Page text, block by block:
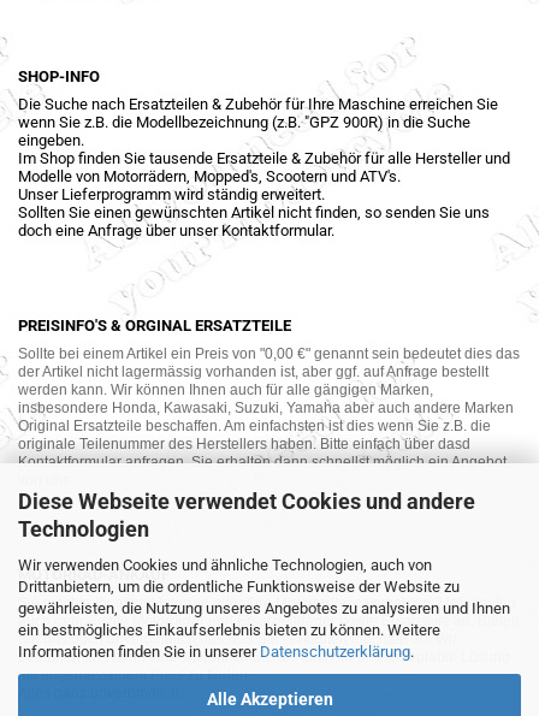
Diese Webseite verwendet Cookies und andere
Technologien
Wir verwenden Cookies und ähnliche Technologien, auch von
Drittanbietern, um die ordentliche Funktionsweise der Website zu
gewährleisten, die Nutzung unseres Angebotes zu analysieren und Ihnen
ein bestmögliches Einkaufserlebnis bieten zu können. Weitere
Informationen finden Sie in unserer Datenschutzerklärung.
Alle Akzeptieren
SHOP-INFO
Die Suche nach Ersatzteilen & Zubehör für Ihre Maschine erreichen Sie
wenn Sie z.B. die Modellbezeichnung (z.B. "GPZ 900R) in die Suche
eingeben.
Im Shop finden Sie tausende Ersatzteile & Zubehör für alle Hersteller und
Modelle von Motorrädern, Mopped's, Scootern und ATV's.
Unser Lieferprogramm wird ständig erweitert.
Sollten Sie einen gewünschten Artikel nicht finden, so senden Sie uns
doch eine Anfrage über unser Kontaktformular.
PREISINFO'S & ORGINAL ERSATZTEILE
Sollte bei einem Artikel ein Preis von "0,00 €" genannt sein bedeutet dies das
der Artikel nicht lagermässig vorhanden ist, aber ggf. auf Anfrage bestellt
werden kann. Wir können Ihnen auch für alle gängigen Marken,
insbesondere Honda, Kawasaki, Suzuki, Yamaha aber auch andere Marken
Original Ersatzteile beschaffen. Am einfachsten ist dies wenn Sie z.B. die
originale Teilenummer des Herstellers haben. Bitte einfach über dasd
Kontaktformular anfragen. Sie erhalten dann schnellst möglich ein Angebot
MOTORRAD-ANKAUF
Sie möchte Ihr altes Motorrad oder Ihre Motorradteile verkaufen ? Wir kaufen
auch gebrauchte Motorräder und Ersatzteilträger sowie Ersatzteile an. Bieten
Sie uns doch unverbindlich das was Sie verkaufen möchten an. Wir
bemühen uns dann eine sowohl für Sie als auch für uns akzeptable Lösung
mit angemessenem Preis zu finden.